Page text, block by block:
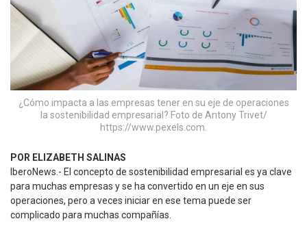
¿Cómo impacta a las empresas tener en su eje de operaciones
la sostenibilidad empresarial? Foto de Antony Trivet/
https://www.pexels.com.
POR ELIZABETH SALINAS
IberoNews.- El concepto de sostenibilidad empresarial es ya clave
para muchas empresas y se ha convertido en un eje en sus
operaciones, pero a veces iniciar en ese tema puede ser
complicado para muchas compañías.